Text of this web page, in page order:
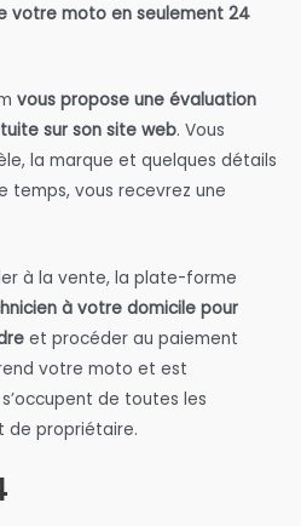
votre moto en seulement 24
vous propose une évaluation
sur son site web. Vous
la marque et quelques détails
temps, vous recevrez une
à la vente, la plate-forme
à votre domicile pour
et procéder au paiement
votre moto et est
de toutes les
de propriétaire.